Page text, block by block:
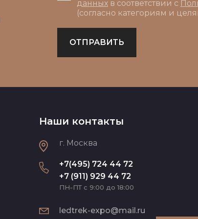
данных в соответствии с
(согласно категориям и
ОТПРАВИТЬ
Наши контакты
г. Москва
+7(495) 724 44 72
+7 (911) 929 44 72
ПН-ПТ с 9:00 до 18:00
ledtrek-expo@mail.ru